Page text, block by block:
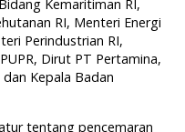
Kemaritiman RI,
RI, Menteri Energi
Perindustrian RI,
Dirut PT Pertamina,
Kepala Badan
tentang pencemaran